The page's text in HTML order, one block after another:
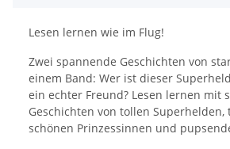
Lesen lernen wie im Flug!
Zwei spannende Geschichten von
einem Band: Wer ist dieser
ein echter Freund? Lesen lernen mit
Geschichten von tollen
schönen Prinzessinnen und